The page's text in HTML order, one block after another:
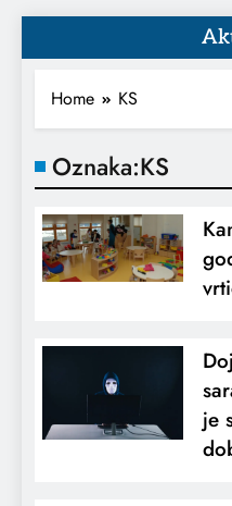
Home KS
Oznaka:KS
je